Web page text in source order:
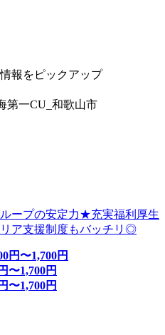
報をピックアップ
第一CU_和歌山市
ープの安定力★充実福利厚生
ア支援制度もバッチリ◎
円〜1,700円
円〜1,700円
円〜1,700円